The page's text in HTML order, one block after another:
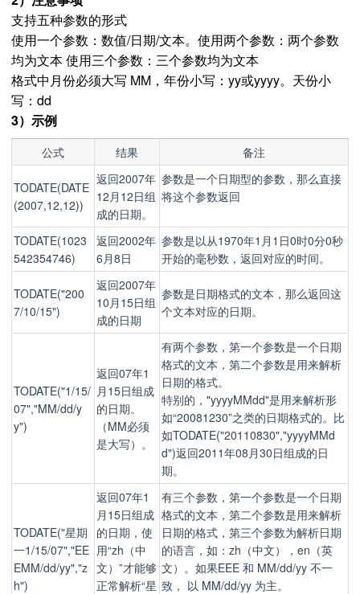
支持五种参数的形式
使用一个参数：数值/日期/文本。使用两个参数：两个参数
均为文本 使用三个参数：三个参数均为文本
格式中月份必须大写 MM，年份小写：yy或yyyy。天份小
写：dd
3）示例
公式 结果 备注
TODATE(DATE
(2007,12,12))
返回2007年
12月12日组
成的日期。
参数是一个日期型的参数，那么直接
将这个参数返回
TODATE(1023
542354746)
返回2002年
6月8日
参数是以从1970年1月1日0时0分0秒
开始的毫秒数，返回对应的时间。
TODATE("200
7/10/15")
返回2007年
10月15日组
成的日期
参数是日期格式的文本，那么返回这
个文本对应的日期。
TODATE("1/15/
07","MM/dd/y
y")
返回07年1
月15日组成
的日期。
（MM必须
是大写）。
有两个参数，第一个参数是一个日期
格式的文本，第二个参数是用来解析
日期的格式。
特别的，"yyyyMMdd"是用来解析形
如“20081230”之类的日期格式的。比
如TODATE("20110830","yyyyMMd
d")返回2011年08月30日组成的日
期。
TODATE("星期
一1/15/07","EE
EMM/dd/yy","z
h")
返回07年1
月15日组成
的日期，使
用“zh（中
文）”才能够
正常解析“星
有三个参数，第一个参数是一个日期
格式的文本，第二个参数是用来解析
日期的格式，第三个参数为解析日期
的语言，如：zh（中文），en（英
文）。如果EEE 和 MM/dd/yy 不一
致， 以 MM/dd/yy 为主。